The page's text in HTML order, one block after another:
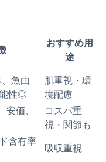
おすすめ用
途
魚由
性◎
肌重視・環
境配慮
価、
コスパ重
視・関節も
含有率
吸収重視